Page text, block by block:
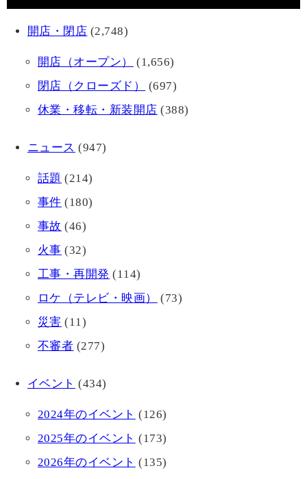
開店・閉店 (2,748)
開店（オープン）
(1,656)
閉店（クローズド）
(697)
休業・移転・新装開店 (388)
ニュース (947)
話題 (214)
事件 (180)
事故 (46)
火事 (32)
工事・再開発 (114)
ロケ（テレビ・映画）
(73)
災害 (11)
不審者 (277)
イベント (434)
2024年のイベント (126)
2025年のイベント (173)
2026年のイベント (135)